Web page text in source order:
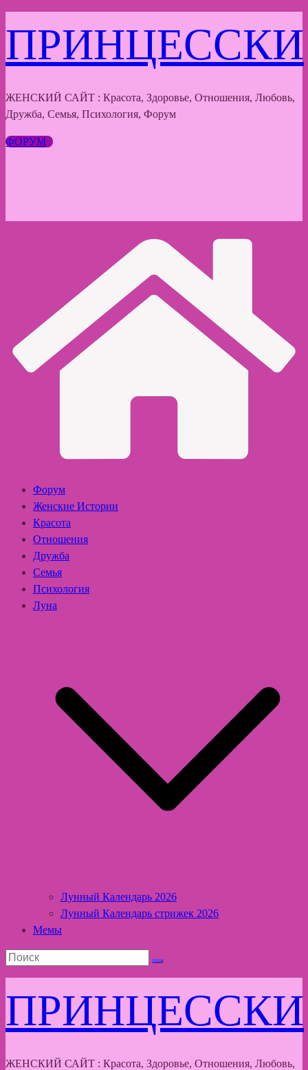
к
содержимому
ПРИНЦЕССКИ
ЖЕНСКИЙ САЙТ : Красота, Здоровье, Отношения, Любовь,
Дружба, Семья, Психология, Форум
ФОРУМ
Форум
Женские Истории
Красота
Отношения
Дружба
Семья
Психология
Луна
Лунный Календарь 2026
Лунный Календарь стрижек 2026
Мемы
ПРИНЦЕССКИ
ЖЕНСКИЙ САЙТ : Красота, Здоровье, Отношения, Любовь,